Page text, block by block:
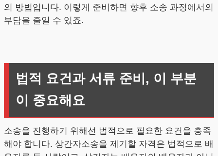
의 방법입니다. 이렇게 준비하면 향후 소송 과정에서의
부담을 줄일 수 있죠.
법적 요건과 서류 준비, 이 부분
이 중요해요
소송을 진행하기 위해선 법적으로 필요한 요건을 충족
해야 합니다. 상간자소송을 제기할 자격은 법적으로 배